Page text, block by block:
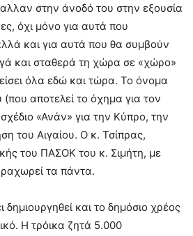
στην άνοδό του στην εξουσία
όχι μόνο για αυτά που
και για αυτά που θα συμβούν
και σταθερά τη χώρα σε «χώρο»
όλα εδώ και τώρα. Το όνομα
(που αποτελεί το όχημα για τον
«Ανάν» για την Κύπρο, την
του Αιγαίου. Ο κ. Τσίπρας,
του ΠΑΣΟΚ του κ. Σιμήτη, με
τα πάντα.
δημιουργηθεί και το δημόσιο χρέος
Η τρόικα ζητά 5.000